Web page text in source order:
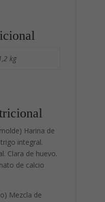
kg
Harina de
integral.
Clara de huevo.
de calcio
Mezcla de